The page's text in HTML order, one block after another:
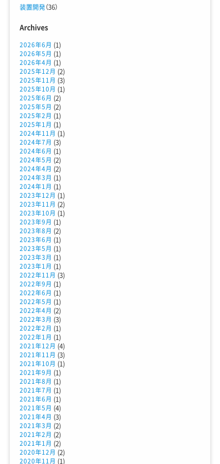
装置開発（36）
Archives
2026年6月 (1)
2026年5月 (1)
2026年4月 (1)
2025年12月 (2)
2025年11月 (3)
2025年10月 (1)
2025年6月 (2)
2025年5月 (2)
2025年2月 (1)
2025年1月 (1)
2024年11月 (1)
2024年7月 (3)
2024年6月 (1)
2024年5月 (2)
2024年4月 (2)
2024年3月 (1)
2024年1月 (1)
2023年12月 (1)
2023年11月 (2)
2023年10月 (1)
2023年9月 (1)
2023年8月 (2)
2023年6月 (1)
2023年5月 (1)
2023年3月 (1)
2023年1月 (1)
2022年11月 (3)
2022年9月 (1)
2022年6月 (1)
2022年5月 (1)
2022年4月 (2)
2022年3月 (3)
2022年2月 (1)
2022年1月 (1)
2021年12月 (4)
2021年11月 (3)
2021年10月 (1)
2021年9月 (1)
2021年8月 (1)
2021年7月 (1)
2021年6月 (1)
2021年5月 (4)
2021年4月 (3)
2021年3月 (2)
2021年2月 (2)
2021年1月 (2)
2020年12月 (2)
2020年11月 (1)